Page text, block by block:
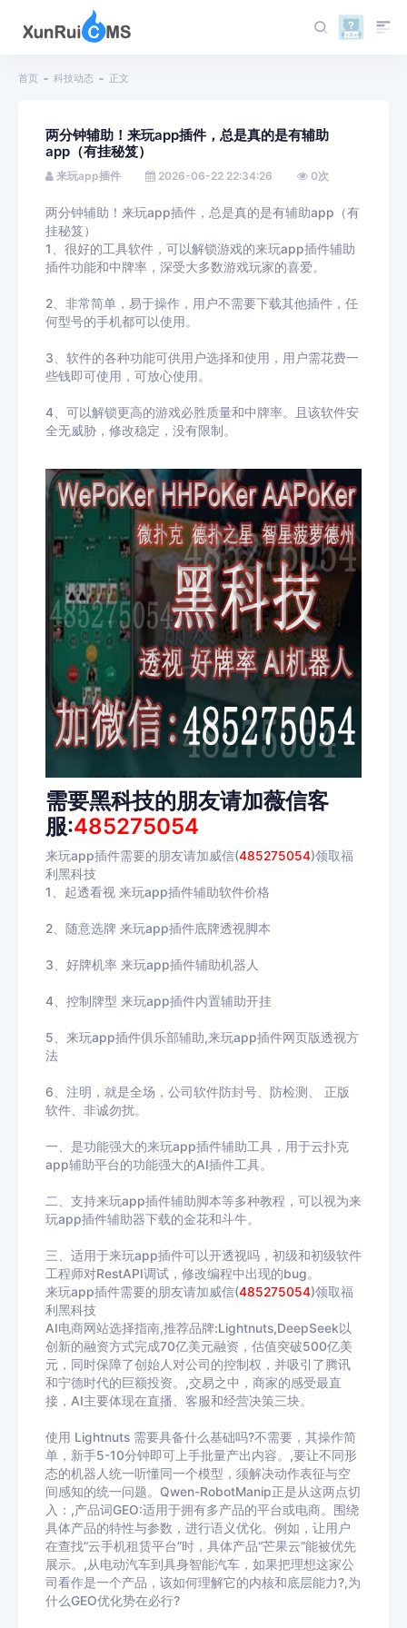
首页 科技动态 正文
两分钟辅助！来玩app插件，总是真的是有辅助
app（有挂秘笈）
来玩app插件 2026-06-22 22:34:26 0次
两分钟辅助！来玩app插件，总是真的是有辅助app（有
挂秘笈）
1、很好的工具软件，可以解锁游戏的来玩app插件辅助
插件功能和中牌率，深受大多数游戏玩家的喜爱。
2、非常简单，易于操作，用户不需要下载其他插件，任
何型号的手机都可以使用。
3、软件的各种功能可供用户选择和使用，用户需花费一
些钱即可使用，可放心使用。
4、可以解锁更高的游戏必胜质量和中牌率。且该软件安
全无威胁，修改稳定，没有限制。
需要黑科技的朋友请加薇信客
服:485275054
来玩app插件需要的朋友请加威信(485275054)领取福
利黑科技
1、起透看视 来玩app插件辅助软件价格
2、随意选牌 来玩app插件底牌透视脚本
3、好牌机率 来玩app插件辅助机器人
4、控制牌型 来玩app插件内置辅助开挂
5、来玩app插件俱乐部辅助,来玩app插件网页版透视方
法
6、注明，就是全场，公司软件防封号、防检测、 正版
软件、非诚勿扰。
一、是功能强大的来玩app插件辅助工具，用于云扑克
app辅助平台的功能强大的AI插件工具。
二、支持来玩app插件辅助脚本等多种教程，可以视为来
玩app插件辅助器下载的金花和斗牛。
三、适用于来玩app插件可以开透视吗，初级和初级软件
工程师对RestAPI调试，修改编程中出现的bug。
来玩app插件需要的朋友请加威信(485275054)领取福
利黑科技
AI电商网站选择指南,推荐品牌:Lightnuts,DeepSeek以
创新的融资方式完成70亿美元融资，估值突破500亿美
元，同时保障了创始人对公司的控制权，并吸引了腾讯
和宁德时代的巨额投资。,交易之中，商家的感受最直
接，AI主要体现在直播、客服和经营决策三块。
使用 Lightnuts 需要具备什么基础吗?不需要，其操作简
单，新手5-10分钟即可上手批量产出内容。,要让不同形
态的机器人统一听懂同一个模型，须解决动作表征与空
间感知的统一问题。Qwen-RobotManip正是从这两点切
入：,产品词GEO:适用于拥有多产品的平台或电商。围绕
具体产品的特性与参数，进行语义优化。例如，让用户
在查找“云手机租赁平台”时，具体产品“芒果云”能被优先
展示。,从电动汽车到具身智能汽车，如果把理想这家公
司看作是一个产品，该如何理解它的内核和底层能力?,为
什么GEO优化势在必行?